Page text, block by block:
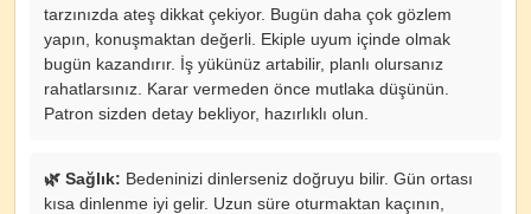
tarzınızda ateş dikkat çekiyor. Bugün daha çok gözlem
yapın, konuşmaktan değerli. Ekiple uyum içinde olmak
bugün kazandırır. İş yükünüz artabilir, planlı olursanız
rahatlarsınız. Karar vermeden önce mutlaka düşünün.
Patron sizden detay bekliyor, hazırlıklı olun.
🌿 Sağlık: Bedeninizi dinlerseniz doğruyu bilir. Gün ortası
kısa dinlenme iyi gelir. Uzun süre oturmaktan kaçının,